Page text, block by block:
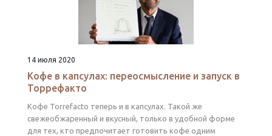
14 июля 2020
Кофе в капсулах: переосмысление и запуск в
Торрефакто
Кофе Torrefacto теперь и в капсулах. Такой же
свежеобжаренный и вкусный, только в удобной форме
для тех, кто предпочитает готовить кофе одним